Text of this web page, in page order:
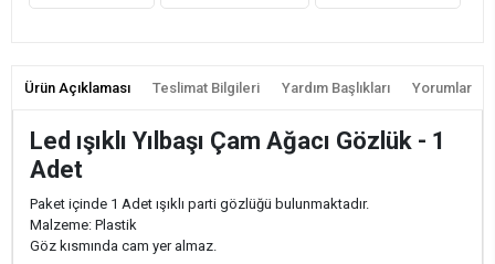
Ürün Açıklaması Teslimat Bilgileri Yardım Başlıkları Yorumlar
Led ışıklı Yılbaşı Çam Ağacı Gözlük - 1
Adet
Paket içinde 1 Adet ışıklı parti gözlüğü bulunmaktadır.
Malzeme: Plastik
Göz kısmında cam yer almaz.